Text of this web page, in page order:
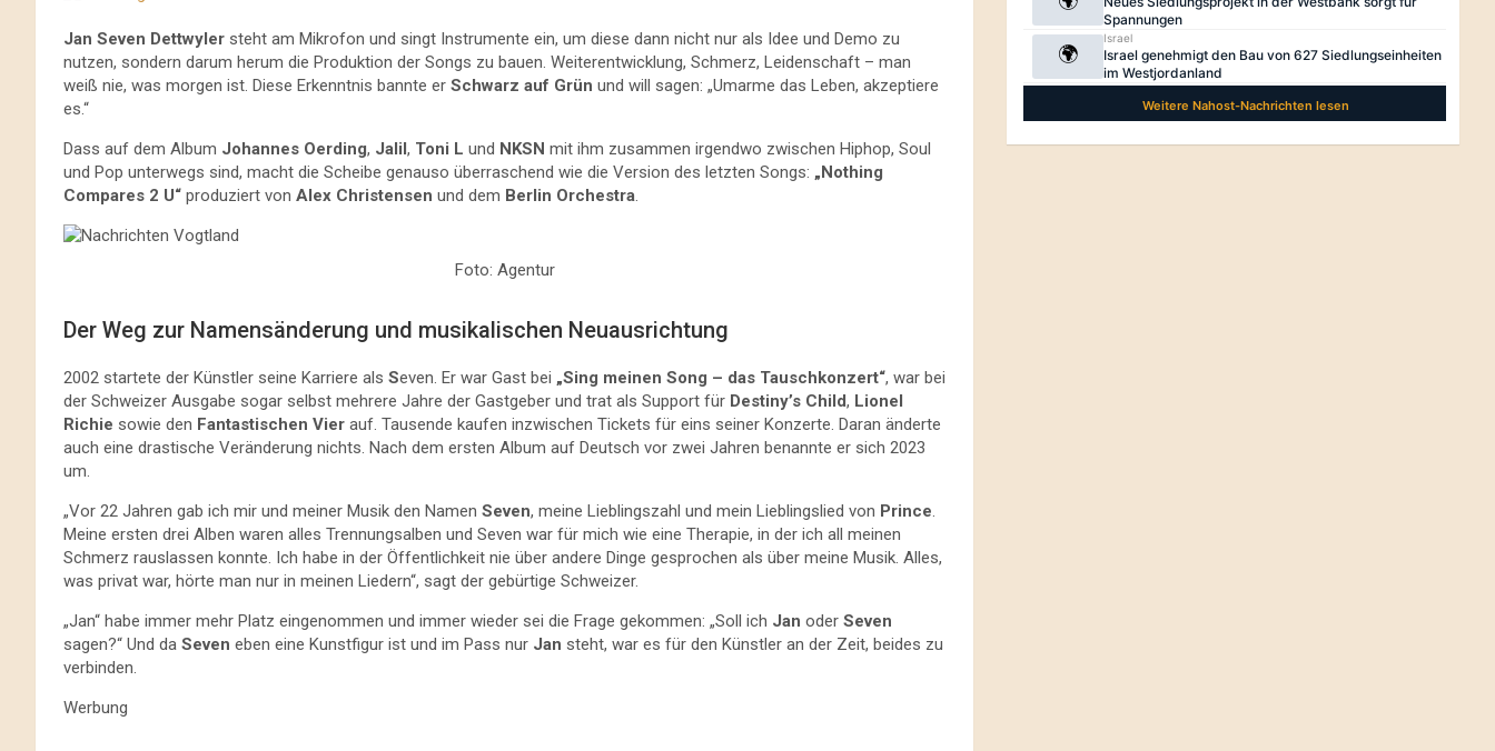
Jan Seven Dettwyler steht am Mikrofon und singt Instrumente ein, um diese dann nicht nur als Idee und Demo zu
nutzen, sondern darum herum die Produktion der Songs zu bauen. Weiterentwicklung, Schmerz, Leidenschaft – man
weiß nie, was morgen ist. Diese Erkenntnis bannte er Schwarz auf Grün und will sagen: „Umarme das Leben, akzeptiere
es.“
Dass auf dem Album Johannes Oerding, Jalil, Toni L und NKSN mit ihm zusammen irgendwo zwischen Hiphop, Soul
und Pop unterwegs sind, macht die Scheibe genauso überraschend wie die Version des letzten Songs: „Nothing
Compares 2 U“ produziert von Alex Christensen und dem Berlin Orchestra.
Foto: Agentur
Der Weg zur Namensänderung und musikalischen Neuausrichtung
2002 startete der Künstler seine Karriere als Seven. Er war Gast bei „Sing meinen Song – das Tauschkonzert“, war bei
der Schweizer Ausgabe sogar selbst mehrere Jahre der Gastgeber und trat als Support für Destiny’s Child, Lionel
Richie sowie den Fantastischen Vier auf. Tausende kaufen inzwischen Tickets für eins seiner Konzerte. Daran änderte
auch eine drastische Veränderung nichts. Nach dem ersten Album auf Deutsch vor zwei Jahren benannte er sich 2023
um.
„Vor 22 Jahren gab ich mir und meiner Musik den Namen Seven, meine Lieblingszahl und mein Lieblingslied von Prince.
Meine ersten drei Alben waren alles Trennungsalben und Seven war für mich wie eine Therapie, in der ich all meinen
Schmerz rauslassen konnte. Ich habe in der Öffentlichkeit nie über andere Dinge gesprochen als über meine Musik. Alles,
was privat war, hörte man nur in meinen Liedern“, sagt der gebürtige Schweizer.
„Jan“ habe immer mehr Platz eingenommen und immer wieder sei die Frage gekommen: „Soll ich Jan oder Seven
sagen?“ Und da Seven eben eine Kunstfigur ist und im Pass nur Jan steht, war es für den Künstler an der Zeit, beides zu
verbinden.
Werbung